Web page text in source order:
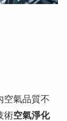
空氣品質不
術空氣淨化